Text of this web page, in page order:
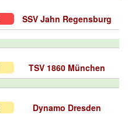
SSV Jahn Regensburg
TSV 1860 München
Dynamo Dresden